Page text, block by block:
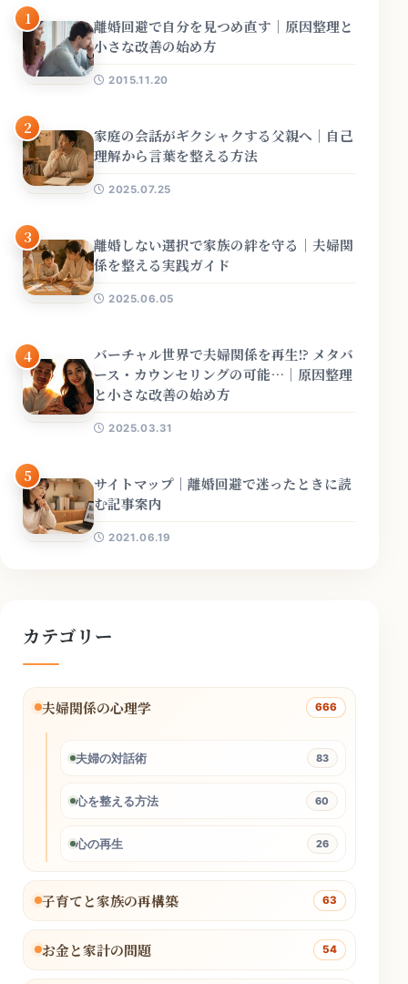
1
離婚回避で自分を見つめ直す｜原因整理と
小さな改善の始め方
2015.11.20
2
家庭の会話がギクシャクする父親へ｜自己
理解から言葉を整える方法
2025.07.25
3
離婚しない選択で家族の絆を守る｜夫婦関
係を整える実践ガイド
2025.06.05
4
バーチャル世界で夫婦関係を再生!? メタバ
ース・カウンセリングの可能…｜原因整理
と小さな改善の始め方
2025.03.31
5
サイトマップ｜離婚回避で迷ったときに読
む記事案内
2021.06.19
カテゴリー
夫婦関係の心理学 666
夫婦の対話術 83
心を整える方法 60
心の再生 26
子育てと家族の再構築 63
お金と家計の問題 54